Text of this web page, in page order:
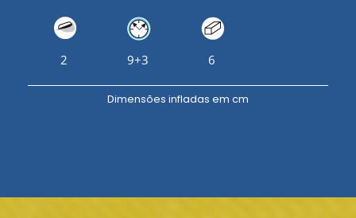
2 9+3 6
Dimensões infladas em cm